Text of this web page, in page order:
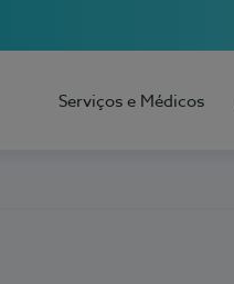
Serviços e Médicos